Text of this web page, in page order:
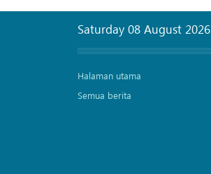
Saturday 08 August 2026
Halaman utama
Semua berita